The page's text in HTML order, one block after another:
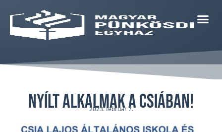
Nyílt alkalmak a Csiában!
2023. február 7.